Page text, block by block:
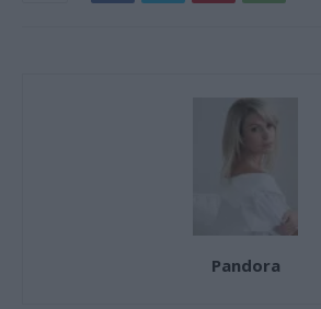
Pandora